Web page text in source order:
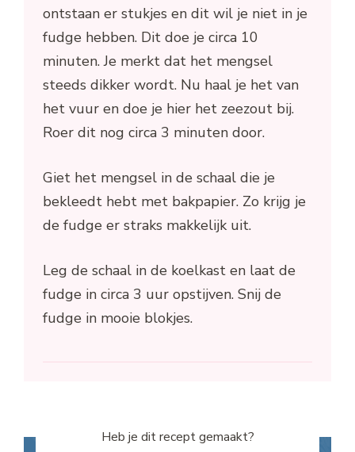
ontstaan er stukjes en dit wil je niet in je
fudge hebben. Dit doe je circa 10
minuten. Je merkt dat het mengsel
steeds dikker wordt. Nu haal je het van
het vuur en doe je hier het zeezout bij.
Roer dit nog circa 3 minuten door.
Giet het mengsel in de schaal die je
bekleedt hebt met bakpapier. Zo krijg je
de fudge er straks makkelijk uit.
Leg de schaal in de koelkast en laat de
fudge in circa 3 uur opstijven. Snij de
fudge in mooie blokjes.
Heb je dit recept gemaakt?